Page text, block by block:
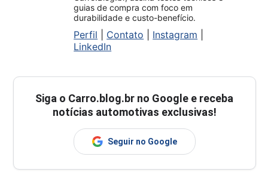
guias de compra com foco em
durabilidade e custo-benefício.
Perfil Contato Instagram
LinkedIn
Siga o Carro.blog.br no Google e receba
notícias automotivas exclusivas!
Seguir no Google